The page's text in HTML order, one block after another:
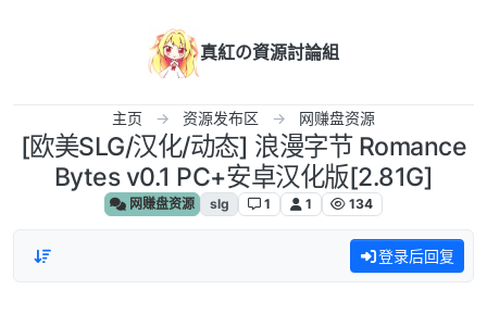
真紅の資源討論組
主页 资源发布区 网赚盘资源
[欧美SLG/汉化/动态] 浪漫字节 Romance
Bytes v0.1 PC+安卓汉化版[2.81G]
网赚盘资源 slg 1 1 134
登录后回复